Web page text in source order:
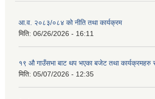
आ.व. २०८३/०८४ को नीति तथा कार्यक्रम
मिति: 06/26/2026 - 16:11
१९ औ गाउँसभा बाट थप भएका बजेट तथा कार्यक्रमहरु
मिति: 05/07/2026 - 12:35